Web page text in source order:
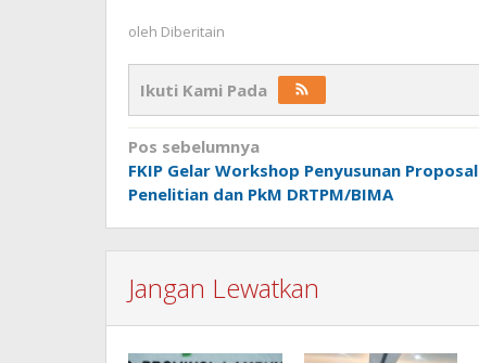
oleh Diberitain
Ikuti Kami Pada
Navigasi
pos
Pos sebelumnya
FKIP Gelar Workshop Penyusunan Proposal
Penelitian dan PkM DRTPM/BIMA
Jangan Lewatkan